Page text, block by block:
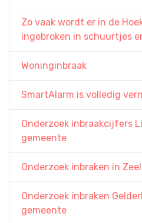
Zo vaak wordt er in de
ingebroken in schuurtjes
Woninginbraak
SmartAlarm is volledig
Onderzoek inbraakcijfers
gemeente
Onderzoek inbraken in
Onderzoek inbraken
gemeente